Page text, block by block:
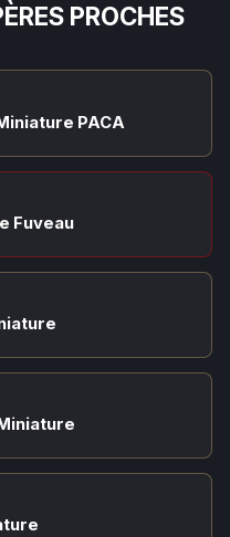
PROCHES
PACA
Fuveau